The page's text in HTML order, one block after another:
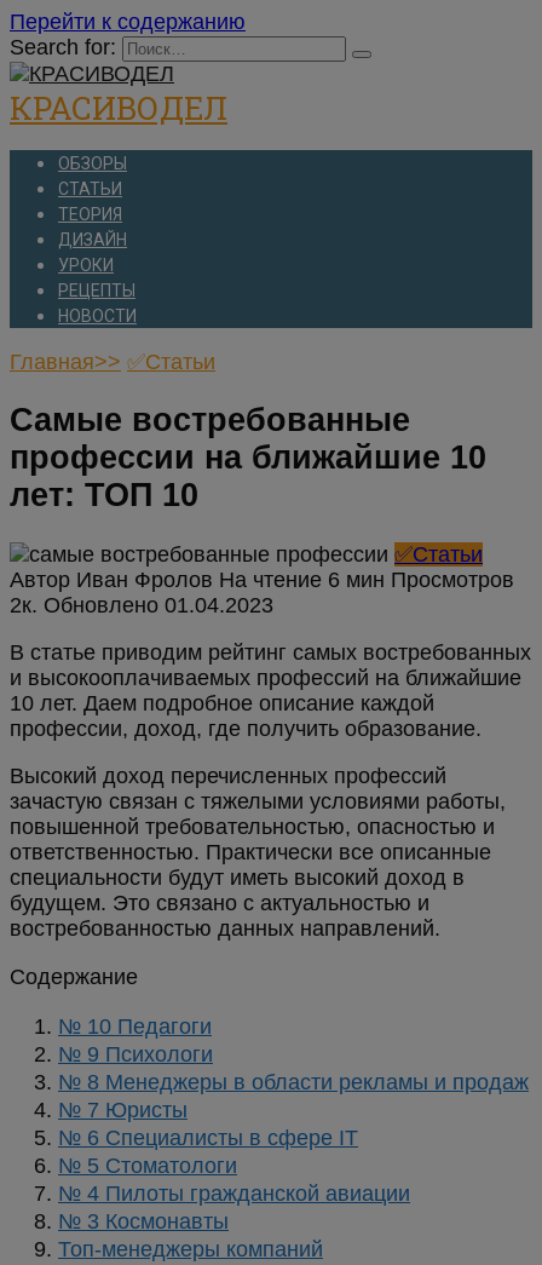
Перейти к содержанию
Search for:
КРАСИВОДЕЛ
ОБЗОРЫ
СТАТЬИ
ТЕОРИЯ
ДИЗАЙН
УРОКИ
РЕЦЕПТЫ
НОВОСТИ
Главная>> ✅Статьи
Самые востребованные
профессии на ближайшие 10
лет: ТОП 10
✅Статьи
Автор Иван Фролов На чтение 6 мин Просмотров
2к. Обновлено
В статье приводим рейтинг самых востребованных
и высокооплачиваемых профессий на ближайшие
10 лет. Даем подробное описание каждой
профессии, доход, где получить образование.
Высокий доход перечисленных профессий
зачастую связан с тяжелыми условиями работы,
повышенной требовательностью, опасностью и
ответственностью. Практически все описанные
специальности будут иметь высокий доход в
будущем. Это связано с актуальностью и
востребованностью данных направлений.
Содержание
№ 10 Педагоги
№ 9 Психологи
№ 8 Менеджеры в области рекламы и продаж
№ 7 Юристы
№ 6 Специалисты в сфере IT
№ 5 Стоматологи
№ 4 Пилоты гражданской авиации
№ 3 Космонавты
Топ-менеджеры компаний